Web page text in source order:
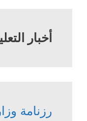
أخبار
رزنامة